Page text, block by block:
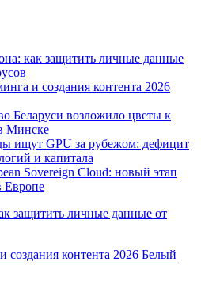
как защитить личные данные
и создания контента 2026
Беларуси возложило цветы к
Минске
ищут GPU за рубежом: дефицит
и капитала
Sovereign Cloud: новый этап
Европе
защитить личные данные от
создания контента 2026 Белый